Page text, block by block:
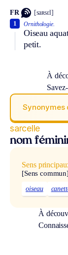
FR [saʀsɛl]
Ornithologie.
Oiseau
petit.
1
À
Synonymes
sarcelle
nom
Sens
[Sens commun]
oiseau
À